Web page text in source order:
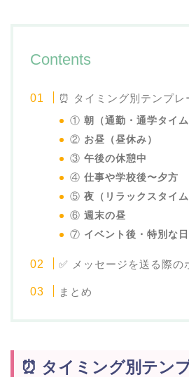
Contents
⏰ タイミング別テンプレ
①朝（通勤・通学タイム
② お昼（昼休み）
③午後の休憩中
④仕事や学校後〜夕方
⑤夜（リラックスタイム
⑥週末の昼
⑦ イベント後・特別な
✅ メッセージを送る際の
まとめ
⏰ タイミング別テン